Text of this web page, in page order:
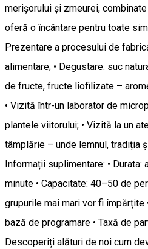
merişorului și zmeurei,
oferă o încântare pentru toate
Prezentare a procesului de
alimentare; • Degustare: suc
de fructe, fructe liofilizate –
• Vizită într-un laborator de
plantele viitorului; • Vizită la un
tâmplărie – unde lemnul, tradiția
Informații suplimentare: •
minute • Capacitate: 40–50 de
grupurile mai mari vor fi împărțite
bază de programare • Taxă de
Descoperiți alături de noi cum